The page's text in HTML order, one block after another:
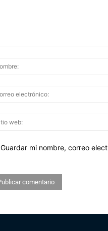
Guardar mi nombre, correo